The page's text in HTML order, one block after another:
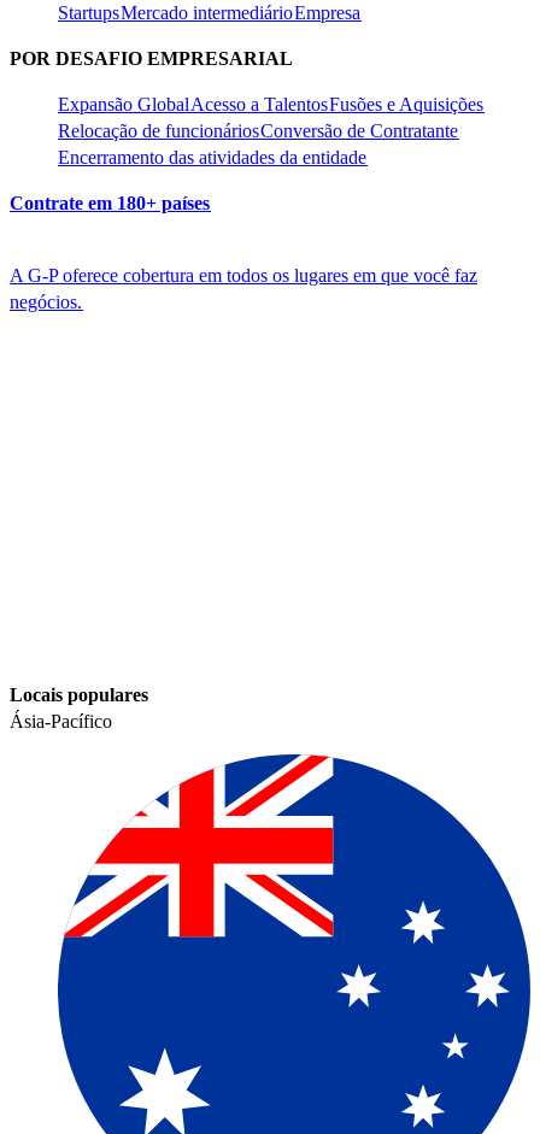
Startups​​Mercado intermediário​​Empresa​​
POR DESAFIO EMPRESARIAL​​
Expansão Global​​Acesso a Talentos​​Fusões e Aquisições​​
Relocação de funcionários​​Conversão de Contratante​​
Encerramento das atividades da entidade​​
Contrate em 180+ países​​
A G-P oferece cobertura em todos os lugares em que você faz
negócios.​​
Locais populares​​
Ásia-Pacífico​​